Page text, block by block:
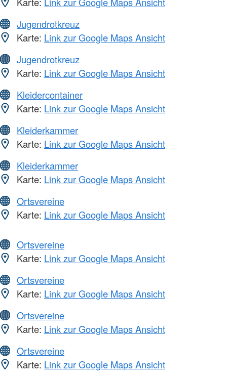
Jugendrotkreuz
Karte: Link zur Google Maps Ansicht
Jugendrotkreuz
Karte: Link zur Google Maps Ansicht
Kleidercontainer
Karte: Link zur Google Maps Ansicht
Kleiderkammer
Karte: Link zur Google Maps Ansicht
Kleiderkammer
Karte: Link zur Google Maps Ansicht
Ortsvereine
Karte: Link zur Google Maps Ansicht
Ortsvereine
Karte: Link zur Google Maps Ansicht
Ortsvereine
Karte: Link zur Google Maps Ansicht
Ortsvereine
Karte: Link zur Google Maps Ansicht
Ortsvereine
Karte: Link zur Google Maps Ansicht